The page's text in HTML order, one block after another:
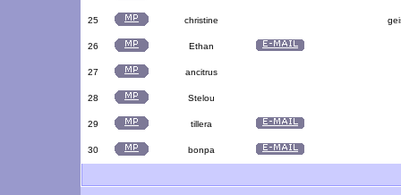
25 christine
26 Ethan
27 ancitrus
28 Stelou
29 tillera
30 bonpa